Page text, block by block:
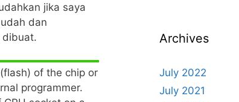
jika saya
dan
dibuat.
of the chip or
programmer.
Archives
July 2022
July 2021